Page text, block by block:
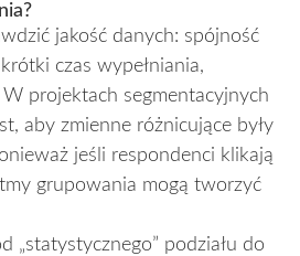
jakość danych: spójność
czas wypełniania,
projektach segmentacyjnych
aby zmienne różnicujące były
jeśli respondenci klikają
grupowania mogą tworzyć
„statystycznego” podziału do